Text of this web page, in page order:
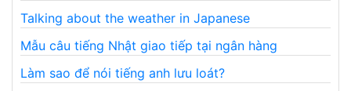
Talking about the weather in Japanese
Mẫu câu tiếng Nhật giao tiếp tại ngân hàng
Làm sao để nói tiếng anh lưu loát?